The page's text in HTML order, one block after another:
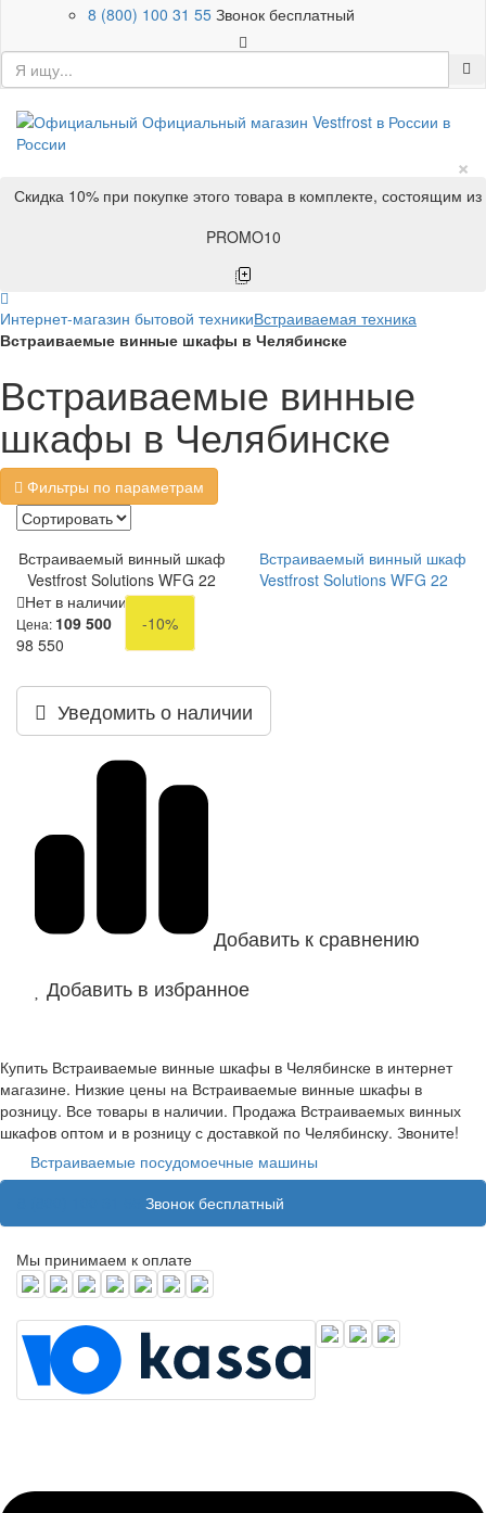
8 (800) 100 31 55 Звонок бесплатный
×
Скидка 10% при покупке этого товара в комплекте, состоящим
PROMO10
Интернет-магазин бытовой техникиВстраиваемая техника
Встраиваемые винные шкафы в Челябинске
Встраиваемые винные
шкафы в Челябинске
Фильтры по параметрам
Встраиваемый винный шкаф
Vestfrost Solutions WFG 22
Встраиваемый винный шкаф
Vestfrost Solutions WFG 22
Нет в наличии
Цена: 109 500
-10%
98 550
Уведомить о наличии
Добавить к сравнению
Добавить в избранное
Купить Встраиваемые винные шкафы в Челябинске в интернет
магазине. Низкие цены на Встраиваемые винные шкафы в
розницу. Все товары в наличии. Продажа Встраиваемых винных
шкафов оптом и в розницу с доставкой по Челябинску. Звоните!
Встраиваемые посудомоечные машины
Звонок бесплатный
Мы принимаем к оплате